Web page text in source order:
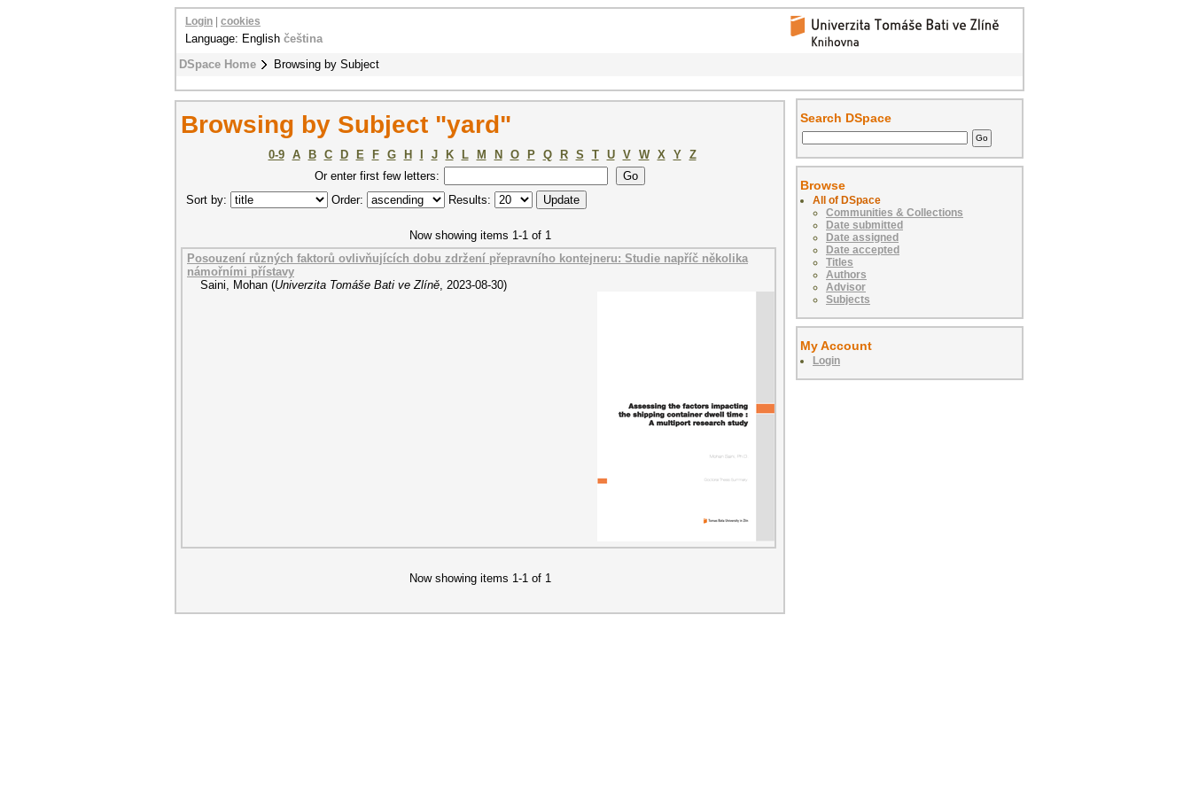
DSpace Home Browsing by Subject
Login cookies
Language: English čeština
Browsing by Subject "yard"
0-9 A B C D E F G H J K L M N O P Q R S T U V W X Y
Z
Or enter first few letters:
Sort by:
Order: Results:
Now showing items 1-1 of 1
Posouzení různých faktorů ovlivňujících dobu zdržení přepravního kontejneru: Studie napříč několika
námořními přístavy
Saini, Mohan (Univerzita Tomáše Bati ve Zlíně, 2023-08-30)
Now showing items 1-1 of 1
Search DSpace
Browse
All of DSpace
Communities & Collections
Date submitted
Date assigned
Date accepted
Titles
Authors
Advisor
Subjects
My Account
Login